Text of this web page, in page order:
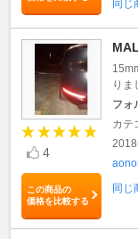
同じ
4
この商品の
価格を比較する
りま
フォ
カテ
同じ